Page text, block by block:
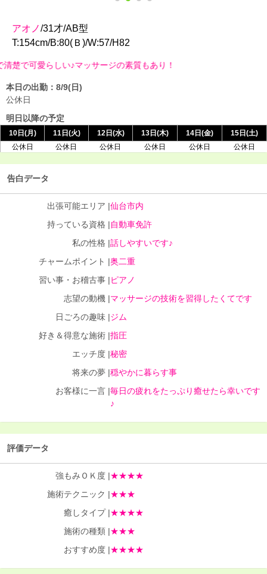
アオノ/31才/AB型
T:154cm/B:80(Ｂ)/W:57/H82
らしい♪マッサージの素質もあり！
本日の出勤：8/9(日)
公休日
明日以降の予定
10日(月) 11日(火) 12日(水) 13日(木) 14日(金)
15日(土)
公休日
公休日 公休日 公休日 公休日 公休日
告白データ
出張可能エリア |仙台市内
持っている資格 |自動車免許
私の性格 |話しやすいです♪
チャームポイント |奥二重
習い事・お稽古事 |ピアノ
志望の動機 |マッサージの技術を習得したくてです
日ごろの趣味 |ジム
好き＆得意な施術 |指圧
エッチ度 |秘密
将来の夢 |穏やかに暮らす事
お客様に一言 |毎日の疲れをたっぷり癒せたら幸いです
♪
評価データ
強もみＯＫ度 |★★★★
施術テクニック |★★★
癒しタイプ |★★★★
施術の種類 |★★★
おすすめ度 |★★★★